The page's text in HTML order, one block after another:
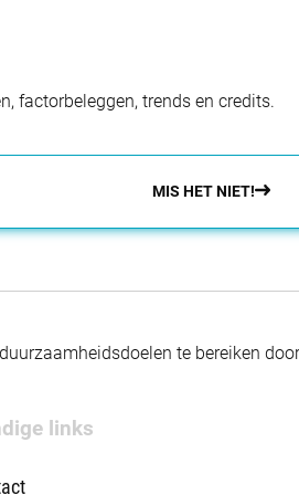
factorbeleggen, trends en credits.
MIS HET NIET!
te bereiken
links